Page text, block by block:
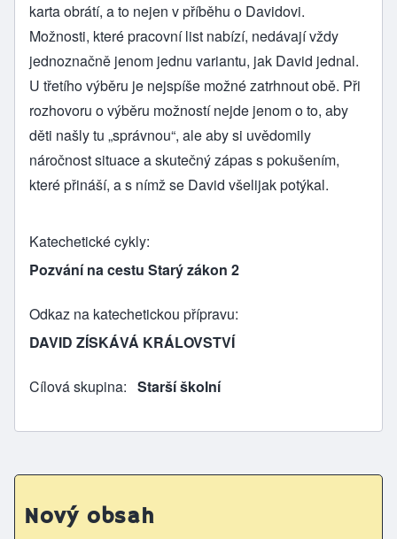
karta obrátí, a to nejen v příběhu o Davidovi.
Možnosti, které pracovní list nabízí, nedávají vždy
jednoznačně jenom jednu variantu, jak David jednal.
U třetího výběru je nejspíše možné zatrhnout obě. Při
rozhovoru o výběru možností nejde jenom o to, aby
děti našly tu „správnou“, ale aby si uvědomily
náročnost situace a skutečný zápas s pokušením,
které přináší, a s nímž se David všelijak potýkal.
Katechetické cykly
Pozvání na cestu Starý zákon 2
Odkaz na katechetickou přípravu
DAVID ZÍSKÁVÁ KRÁLOVSTVÍ
Cílová skupina Starší školní
Nový obsah